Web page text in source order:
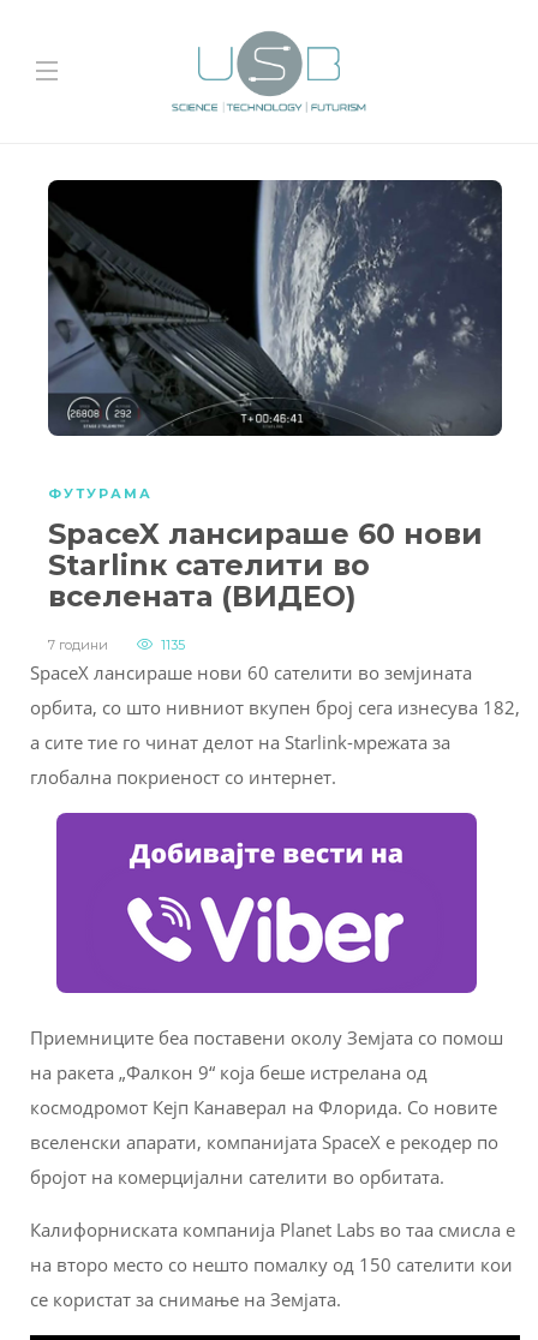
ФУТУРАМА
SpaceX лансираше 60 нови
Starlinк сателити во
вселената (ВИДЕО)
7 години 1135
SpaceX лансираше нови 60 сателити во земјината
орбита, со што нивниот вкупен број сега изнесува 182,
а сите тие го чинат делот на Starlink-мрежата за
глобална покриеност со интернет.
Приемниците беа поставени околу Земјата со помош
на ракета „Фалкон 9“ која беше истрелана од
космодромот Кејп Канаверал на Флорида. Со новите
вселенски апарати, компанијата SpaceX е рекодер по
бројот на комерцијални сателити во орбитата.
Калифорниската компанија Planet Labs во таа смисла е
на второ место со нешто помалку од 150 сателити кои
се користат за снимање на Земјата.